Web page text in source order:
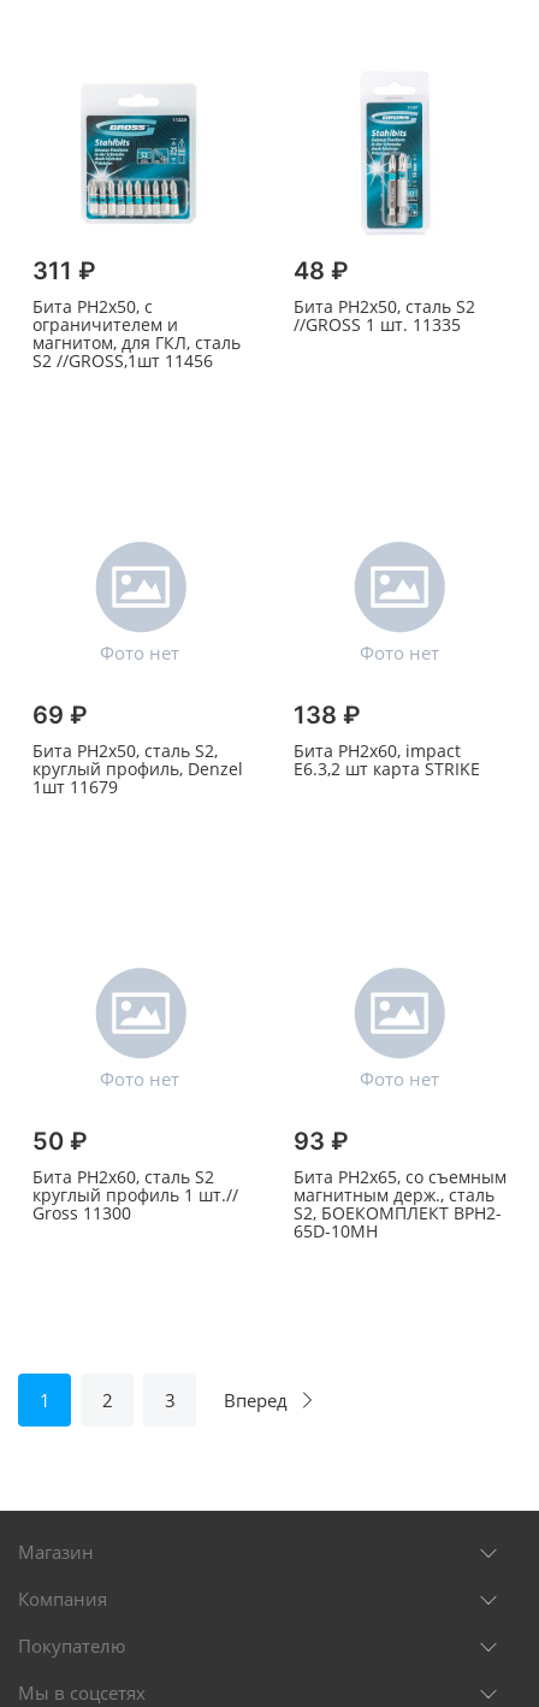
311 ₽
Бита PH2х50, с
ограничителем и
магнитом, для ГКЛ, сталь
S2 //GROSS,1шт 11456
48 ₽
Бита PH2х50, сталь S2
//GROSS 1 шт. 11335
69 ₽
Бита PH2х50, сталь S2,
круглый профиль, Denzel
1шт 11679
138 ₽
Бита PH2х60, impact
E6.3,2 шт карта STRIKE
50 ₽
Бита PH2х60, сталь S2
круглый профиль 1 шт.//
Gross 11300
93 ₽
Бита PH2х65, со съемным
магнитным держ., сталь
S2, БОЕКОМПЛЕКТ BPH2-
65D-10MH
1 2 3 Вперед
Магазин
Компания
Покупателю
Мы в соцсетях